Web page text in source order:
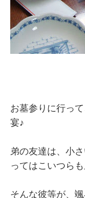
お墓参りに行っ
宴♪
弟の友達は、小
ってはこいつら
そんな彼等が、